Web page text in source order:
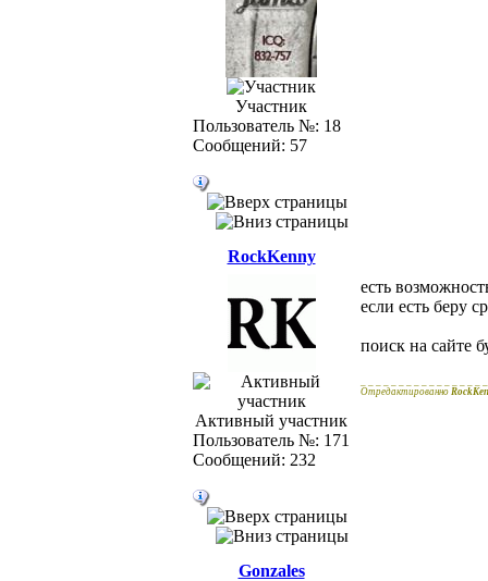
Участник
Пользователь №: 18
Сообщений: 57
RockKenny
Активный участник
Пользователь №: 171
Сообщений: 232
есть
если есть беру
поиск на сайте
Отредактированно
Gonzales